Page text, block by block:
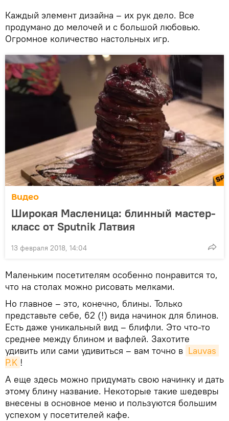
Каждый элемент дизайна – их рук дело. Все
продумано до мелочей и с большой любовью.
Огромное количество настольных игр.
Видео
Широкая Масленица: блинный мастер-
класс от Sputnik Латвия
13 февраля 2018, 14:04
Маленьким посетителям особенно понравится то,
что на столах можно рисовать мелками.
Но главное – это, конечно, блины. Только
представьте себе, 62 (!) вида начинок для блинов.
Есть даже уникальный вид – блифли. Это что-то
среднее между блином и вафлей. Захотите
удивить или сами удивиться – вам точно в Lauvas
P.K !
А еще здесь можно придумать свою начинку и дать
этому блину название. Некоторые такие шедевры
внесены в основное меню и пользуются большим
успехом у посетителей кафе.